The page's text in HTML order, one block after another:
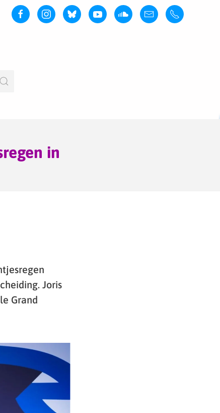
in
Joris
Grand